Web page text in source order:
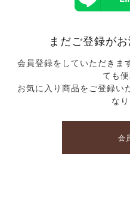
まだご登録が
会員登録をしていただきま
ても便
お気に入り商品をご登録い
なり
会